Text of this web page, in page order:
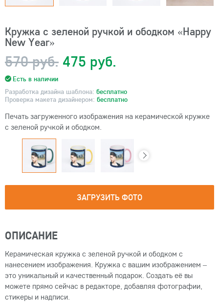
Кружка с зеленой ручкой и ободком «Happy
New Year»
570 руб. 475 руб.
Есть в наличии
Разработка дизайна шаблона: бесплатно
Проверка макета дизайнером: бесплатно
Печать загруженного изображения на керамической кружке
с зеленой ручкой и ободком.
ЗАГРУЗИТЬ ФОТО
ОПИСАНИЕ
Керамическая кружка с зеленой ручкой и ободком с
нанесением изображения. Кружка с вашим изображением –
это уникальный и качественный подарок. Создать её вы
можете прямо сейчас в редакторе, добавляя фотографии,
стикеры и надписи.